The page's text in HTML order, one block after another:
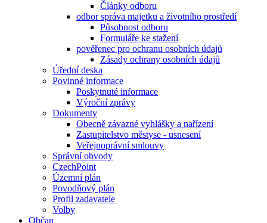
Články odboru
odbor správa majetku a životního prostředí
Působnost odboru
Formuláře ke stažení
pověřenec pro ochranu osobních údajů
Zásady ochrany osobních údajů
Úřední deska
Povinné informace
Poskytnuté informace
Výroční zprávy
Dokumenty
Obecně závazné vyhlášky a nařízení
Zastupitelstvo městyse - usnesení
Veřejnoprávní smlouvy
Správní obvody
CzechPoint
Územní plán
Povodňový plán
Profil zadavatele
Volby
Občan